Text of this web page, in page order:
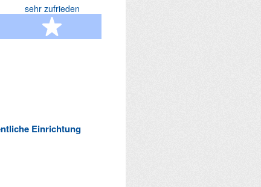
sehr zufrieden
5 Sterne
Einrichtung